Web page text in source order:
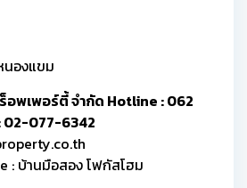
องแขม
อพเพอร์ตี้ จำกัด Hotline : 062
02-077-6342
: บ้านมือสอง โฟกัสโฮม